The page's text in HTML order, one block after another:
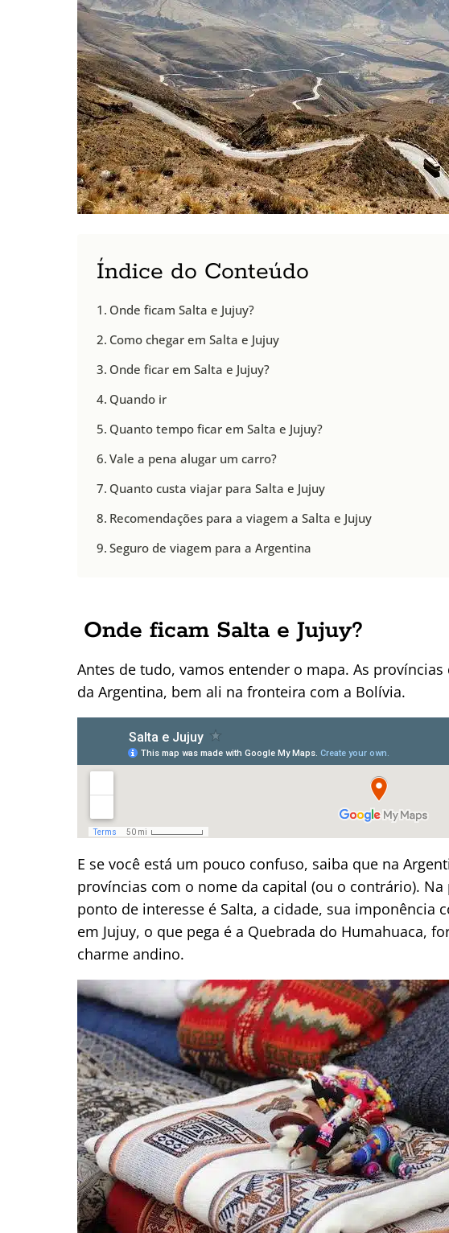
Índice do Conteúdo
Onde ficam Salta e Jujuy?
Como chegar em Salta e Jujuy
Onde ficar em Salta e Jujuy?
Quando ir
Quanto tempo ficar em Salta e Jujuy?
Vale a pena alugar um carro?
Quanto custa viajar para Salta e Jujuy
Recomendações para a viagem a Salta e Jujuy
Seguro de viagem para a Argentina
Onde ficam Salta e Jujuy?
Antes de tudo, vamos entender o mapa. As
da Argentina, bem ali na fronteira com a Bolívia.
E se você está um pouco confuso, saiba que na
províncias com o nome da capital (ou o contrário).
ponto de interesse é Salta, a cidade, sua imponência
em Jujuy, o que pega é a Quebrada do Humahuaca,
charme andino.